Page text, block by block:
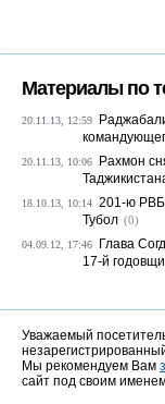
Материалы по
20.11.13, 12:59
20.11.13, 10:06
Рахмон
18.10.13, 10:14 201-ю РВБ
Тубол (0)
04.09.12, 17:46
Глава
17-й
Уважаемый
Мы рекомендуем Вам
сайт под своим